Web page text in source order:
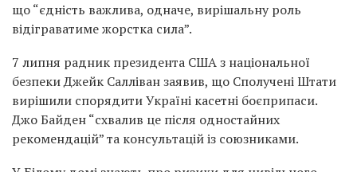
що “єдність важлива, одначе, вирішальну роль
відіграватиме жорстка сила”.
7 липня радник президента США з національної
безпеки Джейк Салліван заявив, що Сполучені Штати
вирішили спорядити Україні касетні боєприпаси.
Джо Байден “схвалив це після одностайних
рекомендацій” та консультацій із союзниками.